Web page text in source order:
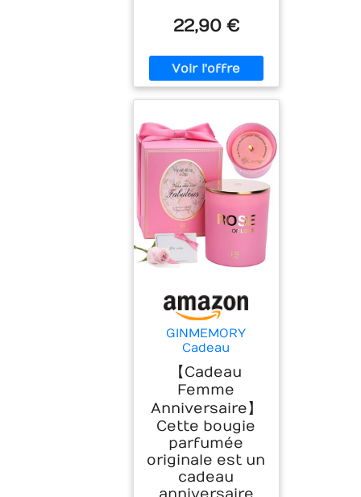
22,90 €
GINMEMORY
Cadeau
Anniversaire
Femme, Coffret
Cadeau Bougie
Parfumée 230g
【Cadeau
Femme
Anniversaire】
Cette bougie
parfumée
originale est un
cadeau